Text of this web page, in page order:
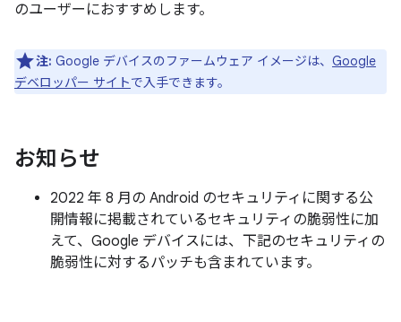
のユーザーにおすすめします。
注: Google デバイスのファームウェア イメージは、 Google
デベロッパー サイトで入手できます。
お知らせ
2022 年 8 月の Android のセキュリティに関する公
開情報に掲載されているセキュリティの脆弱性に加
えて、Google デバイスには、下記のセキュリティの
脆弱性に対するパッチも含まれています。